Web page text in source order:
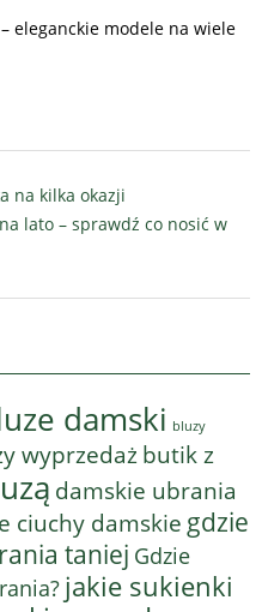
– eleganckie modele na wiele
na kilka okazji
lato – sprawdź co nosić w
damski bluzy
wyprzedaż butik z
damskie ubrania
ciuchy damskie gdzie
taniej Gdzie
jakie sukienki